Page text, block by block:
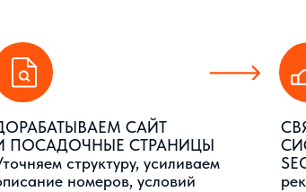
условий
преимуществ
и бронирования
реклама
геосервисы
видимость, SMM
доверие, а
сомнения перед